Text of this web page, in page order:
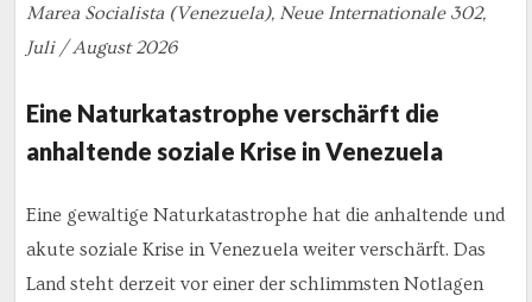
Marea Socialista (Venezuela), Neue Internationale 302,
Juli / August 2026
Eine Naturkatastrophe verschärft die
anhaltende soziale Krise in Venezuela
Eine gewaltige Naturkatastrophe hat die anhaltende und
akute soziale Krise in Venezuela weiter verschärft. Das
Land steht derzeit vor einer der schlimmsten Notlagen